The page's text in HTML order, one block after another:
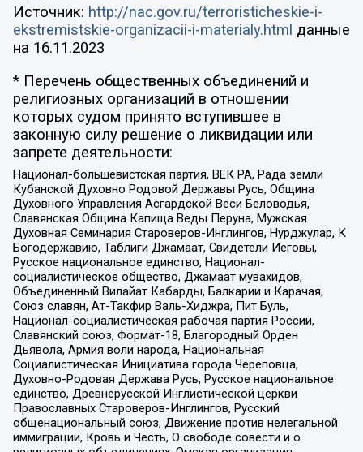
Источник: http://nac.gov.ru/terroristicheskie-i-
ekstremistskie-organizacii-i-materialy.html данные
на 16.11.2023
* Перечень общественных объединений и
религиозных организаций в отношении
которых судом принято вступившее в
законную силу решение о ликвидации или
запрете деятельности:
Национал-большевистская партия, ВЕК РА, Рада земли
Кубанской Духовно Родовой Державы Русь, Община
Духовного Управления Асгардской Веси Беловодья,
Славянская Община Капища Веды Перуна, Мужская
Духовная Семинария Староверов-Инглингов, Нурджулар, К
Богодержавию, Таблиги Джамаат, Свидетели Иеговы,
Русское национальное единство, Национал-
социалистическое общество, Джамаат мувахидов,
Объединенный Вилайат Кабарды, Балкарии и Карачая,
Союз славян, Ат-Такфир Валь-Хиджра, Пит Буль,
Национал-социалистическая рабочая партия России,
Славянский союз, Формат-18, Благородный Орден
Дьявола, Армия воли народа, Национальная
Социалистическая Инициатива города Череповца,
Духовно-Родовая Держава Русь, Русское национальное
единство, Древнерусской Инглистической церкви
Православных Староверов-Инглингов, Русский
общенациональный союз, Движение против нелегальной
иммиграции, Кровь и Честь, О свободе совести и о